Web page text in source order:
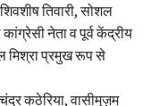
तिवारी, सोशल
नेता व पूर्व केंद्रीय
मिश्रा प्रमुख रूप से
कठेरिया, वासीमुज़म